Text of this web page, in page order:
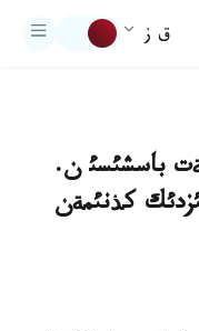
ق ز
باسشئسئ ن.
كذنئمةن